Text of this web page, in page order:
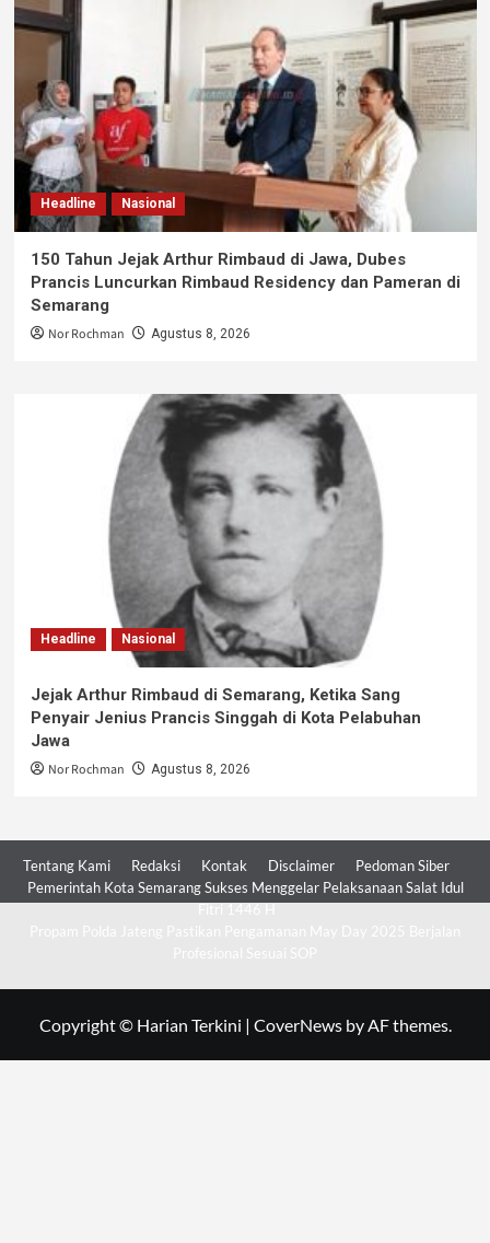
Headline Nasional
150 Tahun Jejak Arthur Rimbaud di Jawa, Dubes
Prancis Luncurkan Rimbaud Residency dan Pameran di
Semarang
Nor Rochman Agustus 8, 2026
Headline Nasional
Jejak Arthur Rimbaud di Semarang, Ketika Sang
Penyair Jenius Prancis Singgah di Kota Pelabuhan
Jawa
Nor Rochman Agustus 8, 2026
Tentang Kami Redaksi Kontak Disclaimer
Pedoman Siber
Pemerintah Kota Semarang Sukses Menggelar Pelaksanaan Salat Idul
Copyright © Harian Terkini | CoverNewsby AF themes.